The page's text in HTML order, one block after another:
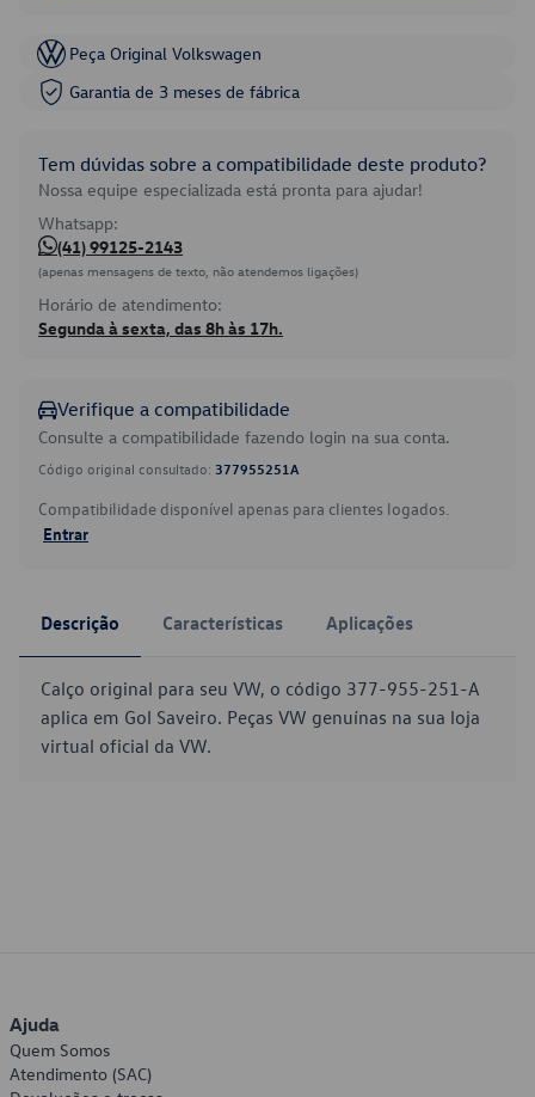
Peça Original Volkswagen
Garantia de 3 meses de fábrica
Tem dúvidas sobre a compatibilidade deste produto?
Nossa equipe especializada está pronta para ajudar!
Whatsapp:
(41) 99125-2143
(apenas mensagens de texto, não atendemos ligações)
Horário de atendimento:
Segunda à sexta, das 8h às 17h.
Verifique a compatibilidade
Consulte a compatibilidade fazendo login na sua conta.
Código original consultado: 377955251A
Compatibilidade disponível apenas para clientes logados.
Entrar
Descrição Características Aplicações
Calço original para seu VW, o código 377-955-251-A
aplica em Gol Saveiro. Peças VW genuínas na sua loja
virtual oficial da VW.
Ajuda
Quem Somos
Atendimento (SAC)